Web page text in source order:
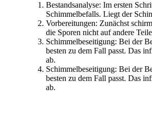
Bestandsanalyse: Im ersten
Schimmelbefalls. Liegt der
Vorbereitungen: Zunächst
die Sporen nicht auf andere
Schimmelbeseitigung: Bei der
besten zu dem Fall passt. Das
ab.
Schimmelbeseitigung: Bei der
besten zu dem Fall passt. Das
ab.